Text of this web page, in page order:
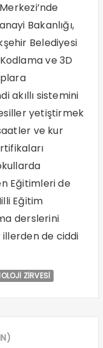
Bakanlığı,
Belediyesi
ve 3D
akıllı sistemini
yetiştirmek
ve kur
Eğitimleri de
Eğitim
derslerini
de ciddi
ZİRVESİ